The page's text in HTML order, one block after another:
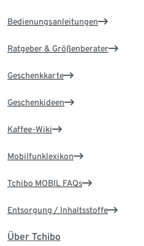
Bedienungsanleitungen
Ratgeber & Größenberater
Geschenkkarte
Geschenkideen
Kaffee-Wiki
Mobilfunklexikon
Tchibo MOBIL FAQs
Entsorgung / Inhaltsstoffe
Über Tchibo